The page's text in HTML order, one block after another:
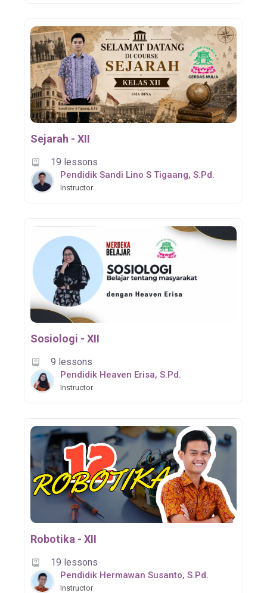
Sejarah - XII
19 lessons
Pendidik Sandi Lino S Tigaang, S.Pd.
Instructor
Sosiologi - XII
9 lessons
Pendidik Heaven Erisa, S.Pd.
Instructor
Robotika - XII
19 lessons
Pendidik Hermawan Susanto, S.Pd.
Instructor